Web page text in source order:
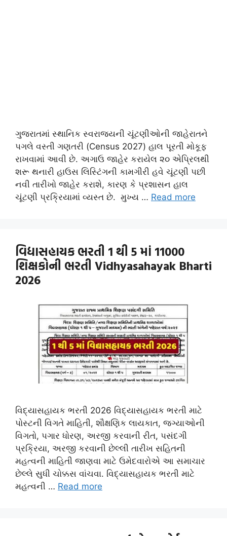
ગુજરાતમાં સ્થાનિક સ્વરાજ્યની ચૂંટણીઓની જાહેરાતને
પગલે વસ્તી ગણતરી (Census 2027) હાલ પૂરતી મોકૂફ
રાખવામાં આવી છે. અગાઉ જાહેર કરાયેલ ૨૦ એપ્રિલથી
શરૂ થનારી હાઉસ લિસ્ટિંગની કામગીરી હવે ચૂંટણી પછી
નવી તારીખો જાહેર કરાશે, કારણ કે પ્રશાસન હાલ
ચૂંટણી પ્રક્રિયામાં વ્યસ્ત છે. મુખ્ય … Read more
વિદ્યાસહાયક ભરતી 1 થી 5 માં 11000
શિક્ષકોની ભરતી Vidhyasahayak Bharti
2026
વિદ્યાસહાયક ભરતી 2026 વિદ્યાસહાયક ભરતી માટે
પોસ્ટની વિગતે માહિતી, શૌક્ષણિક લાયકાત, જગ્યાઓની
વિગતો, પગાર ધોરણ, અરજી કરવાની રીત, પસંદગી
પ્રક્રિયા, અરજી કરવાની છેલ્લી તારીખ સહિતની
મહત્વની માહિતી જાણવા માટે ઉમેદવારોએ આ સમાચાર
છેલ્લે સુધી ચોક્કસ વાંચવા. વિદ્યાસહાયક ભરતી માટે
મહત્વની … Read more